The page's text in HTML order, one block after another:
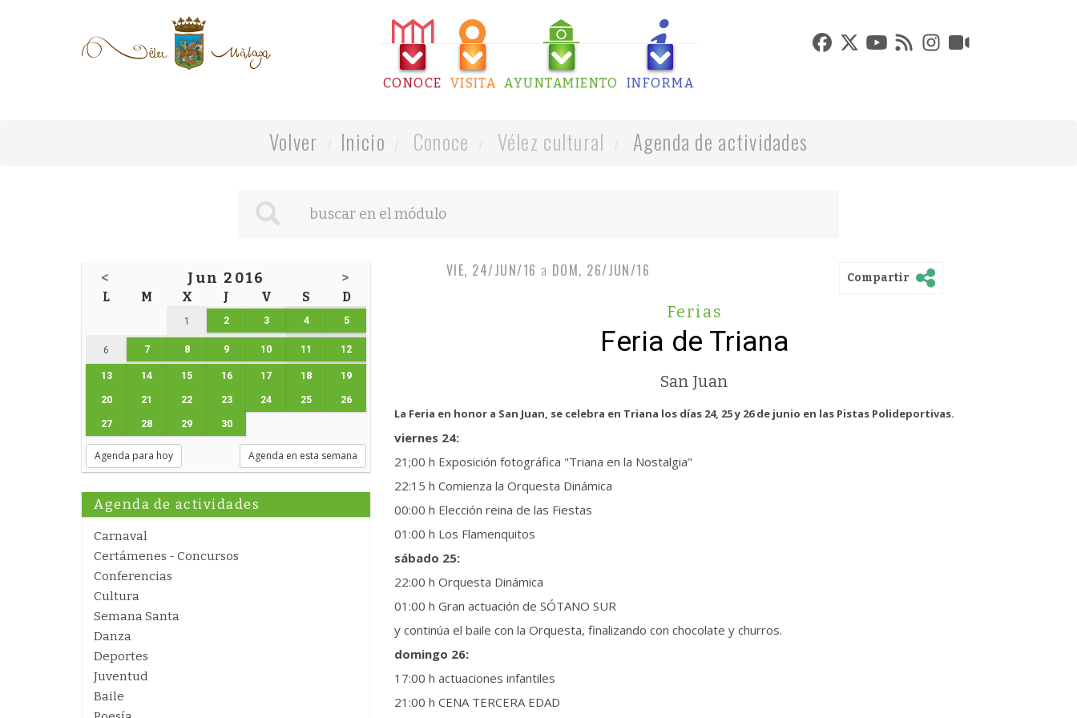
CONOCE VISITA AYUNTAMIENTO INFORMA
Volver Inicio Conoce Vélez cultural Agenda de actividades
< Jun 2016 >
L M X J V S D
1 2 3 4 5
6 7 8 9 10 11 12
13 14 15 16 17 18 19
20 21 22 23 24 25 26
27 28 29 30
Agenda para hoy Agenda en esta semana
Agenda de actividades
Carnaval
Certámenes - Concursos
Conferencias
Cultura
Semana Santa
Danza
Deportes
Juventud
Baile
VIE, 24/JUN/16 a DOM, 26/JUN/16 Compartir
Ferias
Feria de Triana
San Juan
La Feria en honor a San Juan, se celebra en Triana los días 24, 25 y 26 de junio en las Pistas Polideportivas.
viernes 24:
21;00 h Exposición fotográfica "Triana en la Nostalgia"
22:15 h Comienza la Orquesta Dinámica
00:00 h Elección reina de las Fiestas
01:00 h Los Flamenquitos
sábado 25:
22:00 h Orquesta Dinámica
01:00 h Gran actuación de SÓTANO SUR
y continúa el baile con la Orquesta, finalizando con chocolate y churros.
domingo 26:
17:00 h actuaciones infantiles
21:00 h CENA TERCERA EDAD